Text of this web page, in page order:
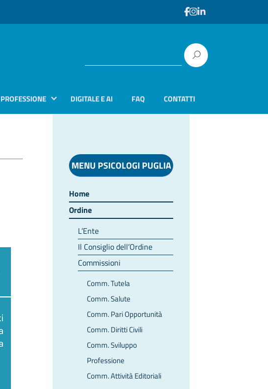
PROFESSIONE DIGITALE E AI FAQ CONTATTI
MENU PSICOLOGI PUGLIA
Home
Ordine
L’Ente
Il Consiglio dell’Ordine
Commissioni
Comm. Tutela
Comm. Salute
Comm. Pari Opportunità
Comm. Diritti Civili
Comm. Sviluppo
Professione
Comm. Attività Editoriali